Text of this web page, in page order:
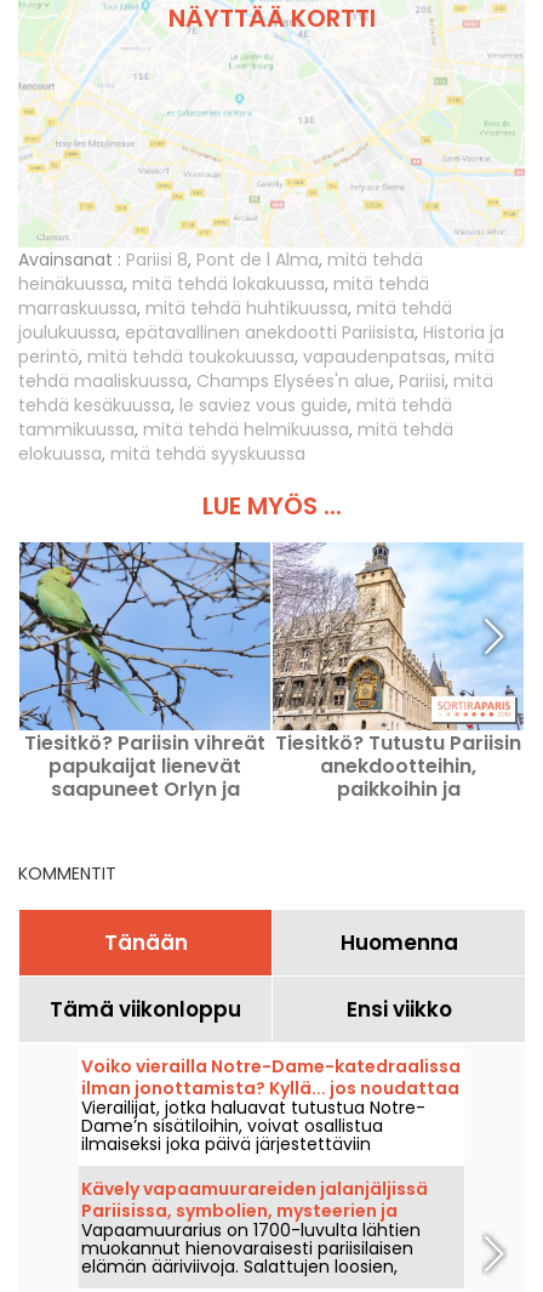
NÄYTTÄÄ KORTTI
Avainsanat : Pariisi 8, Pont de l Alma, mitä tehdä
heinäkuussa, mitä tehdä lokakuussa, mitä tehdä
marraskuussa, mitä tehdä huhtikuussa, mitä tehdä
joulukuussa, epätavallinen anekdootti Pariisista, Historia ja
perintö, mitä tehdä toukokuussa, vapaudenpatsas, mitä
tehdä maaliskuussa, Champs Elysées'n alue, Pariisi, mitä
tehdä kesäkuussa, le saviez vous guide, mitä tehdä
tammikuussa, mitä tehdä helmikuussa, mitä tehdä
elokuussa, mitä tehdä syyskuussa
LUE MYÖS ...
Tiesitkö? Pariisin vihreät
papukaijat lienevät
saapuneet Orlyn ja
Tiesitkö? Tutustu Pariisin
anekdootteihin,
paikkoihin ja
KOMMENTIT
Tänään Huomenna
Tämä viikonloppu Ensi viikko
Voiko vierailla Notre-Dame-katedraalissa
ilman jonottamista? Kyllä... jos noudattaa
joitakin sääntöjä
Vierailijat, jotka haluavat tutustua Notre-
Dame’n sisätiloihin, voivat osallistua
ilmaiseksi joka päivä järjestettäviin
jumalanpalveluksiin. Mahdollisuus on avoin
kaikille, kunhan tulevat ennen muuta
mukaan liturgiaan tai täysin kunnioittavat
sen kulun. Tässä kerrotaan, mitä kannattaa
tietää.
Kävely vapaamuurareiden jalanjäljissä
Pariisissa, symbolien, mysteerien ja
perinnön välissä
Vapaamuurarius on 1700-luvulta lähtien
muokannut hienovaraisesti pariisilaisen
elämän ääriviivoja. Salattujen loosien,
sitoutuneiden persoonien ja julkisivuihin